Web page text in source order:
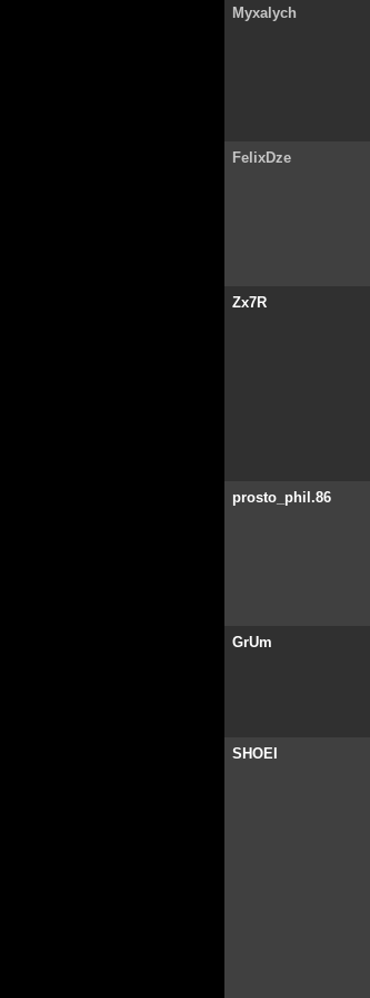
Myxalych
FelixDze
Zx7R
prosto_phil.86
GrUm
SHOEI